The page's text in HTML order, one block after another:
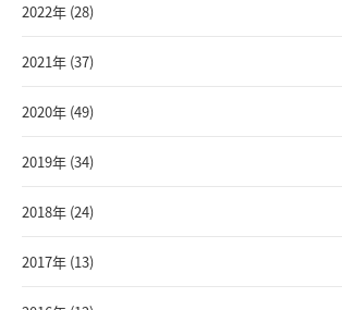
2022年 (28)
2021年 (37)
2020年 (49)
2019年 (34)
2018年 (24)
2017年 (13)